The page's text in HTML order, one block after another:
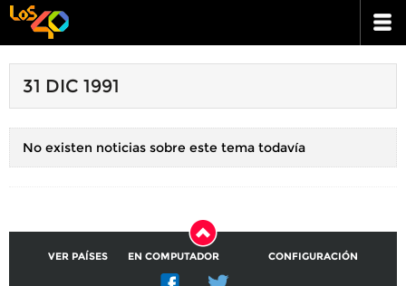
31 DIC 1991
No existen noticias sobre este tema todavía
VER PAÍSES EN COMPUTADOR CONFIGURACIÓN